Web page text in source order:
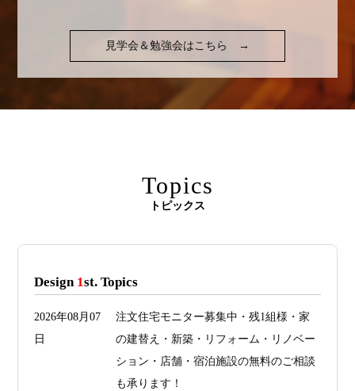
見学会＆勉強会はこちら →
Topics
トピックス
Design 1st. Topics
2026年08月07
日
注文住宅モニター募集中・残1組様・家
の建替え・新築・リフォーム・リノベー
ション・店舗・宿泊施設の無料のご相談
も承ります！